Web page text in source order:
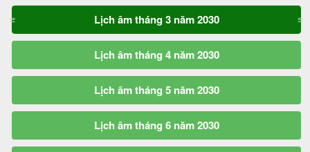
Lịch âm tháng 3 năm 2030
Lịch âm tháng 4 năm 2030
Lịch âm tháng 5 năm 2030
Lịch âm tháng 6 năm 2030